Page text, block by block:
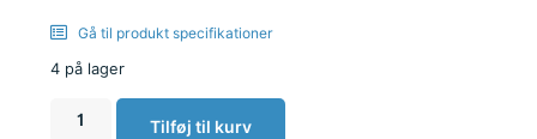
Gå til produkt specifikationer
4 på lager
Tilføj til kurv